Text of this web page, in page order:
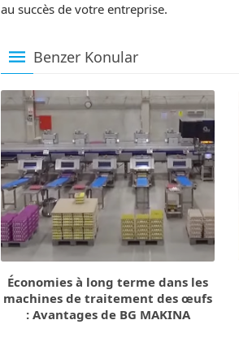
au succès de votre entreprise.
Benzer Konular
Économies à long terme dans les
machines de traitement des œufs
: Avantages de BG MAKINA